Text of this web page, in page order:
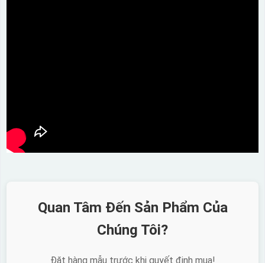
Quan Tâm Đến Sản Phẩm Của
Chúng Tôi?
Đặt hàng mẫu trước khi quyết định mua!